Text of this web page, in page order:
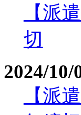
【派
切
2024/10/
【派